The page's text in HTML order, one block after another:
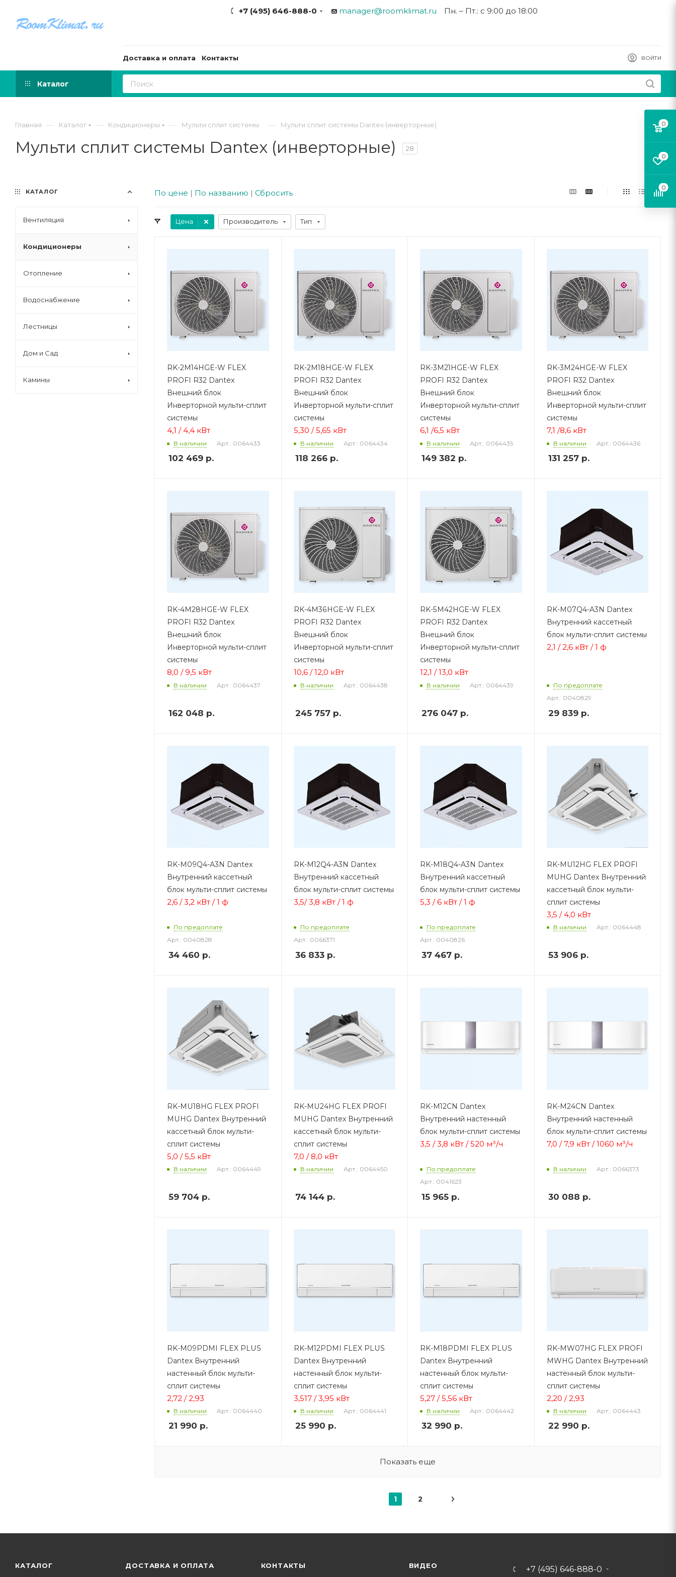
+7 (495) 646-888-0 manager@roomklimat.ru Пн. – Пт.: с 9:00 до 18:00
ВОЙТИ
Доставка и оплата Контакты
Каталог
Главная — Каталог — Кондиционеры — Мульти сплит системы — Мульти сплит системы Dantex (инверторные)
Мульти сплит системы Dantex (инверторные) 28
По цене | По названию | Сбросить
Цена Производитель Тип
RK-2M14HGE-W FLEX
PROFI R32 Dantex
Внешний блок
Инверторной мульти-сплит
системы
4,1 / 4,4 кВт
В наличии Арт.: 0064433
102 469 р.
RK-2M18HGE-W FLEX
PROFI R32 Dantex
Внешний блок
Инверторной мульти-сплит
системы
5,30 / 5,65 кВт
В наличии Арт.: 0064434
118 266р.
RK-3M21HGE-W FLEX
PROFI R32 Dantex
Внешний блок
Инверторной мульти-сплит
системы
6,1 /6,5 кВт
В наличии Арт.: 0064435
149 382 р.
RK-3M24HGE-W FLEX
PROFI R32 Dantex
Внешний блок
Инверторной мульти-сплит
системы
7,1 /8,6 кВт
В наличии Арт.: 0064436
131 257р.
RK-4M28HGE-W FLEX
PROFI R32 Dantex
Внешний блок
Инверторной мульти-сплит
системы
8,0 / 9,5 кВт
В наличии Арт.: 0064437
162 048 р.
RK-4M36HGE-W FLEX
PROFI R32 Dantex
Внешний блок
Инверторной мульти-сплит
системы
10,6 / 12,0 кВт
В наличии Арт.: 0064438
245 757р.
RK-5M42HGE-W FLEX
PROFI R32 Dantex
Внешний блок
Инверторной мульти-сплит
системы
12,1 / 13,0 кВт
В наличии Арт.: 0064439
276 047 р.
RK-M07Q4-A3N Dantex
Внутренний кассетный
блок мульти-сплит системы
2,1 / 2,6 кВт / 1 ф
По предоплате
Арт.: 0040829
29 839р.
RK-M09Q4-A3N Dantex
Внутренний кассетный
блок мульти-сплит системы
2,6 / 3,2 кВт / 1 ф
По предоплате
Арт.: 0040828
34 460 р.
RK-M12Q4-A3N Dantex
Внутренний кассетный
блок мульти-сплит системы
3,5/ 3,8 кВт / 1 ф
По предоплате
Арт.: 0066371
36 833р.
RK-M18Q4-A3N Dantex
Внутренний кассетный
блок мульти-сплит системы
5,3 / 6 кВт / 1 ф
По предоплате
Арт.: 0040826
37 467 р.
RK-MU12HG FLEX PROFI
MUHG Dantex Внутренний
кассетный блок мульти-
сплит системы
3,5 / 4,0 кВт
В наличии Арт.: 0064448
53 906р.
RK-MU18HG FLEX PROFI
MUHG Dantex Внутренний
кассетный блок мульти-
сплит системы
5,0 / 5,5 кВт
В наличии Арт.: 0064449
59 704 р.
RK-MU24HG FLEX PROFI
MUHG Dantex Внутренний
кассетный блок мульти-
сплит системы
7,0 / 8,0 кВт
В наличии Арт.: 0064450
74 144р.
RK-M12CN Dantex
Внутренний настенный
блок мульти-сплит системы
3,5 / 3,8 кВт / 520 м³/ч
По предоплате
Арт.: 0041623
15 965 р.
RK-M24CN Dantex
Внутренний настенный
блок мульти-сплит системы
7,0 / 7,9 кВт / 1060 м³/ч
В наличии Арт.: 0066373
30 088 р.
RK-M09PDMI FLEX PLUS
Dantex Внутренний
настенный блок мульти-
сплит системы
2,72 / 2,93
В наличии Арт.: 0064440
21 990 р.
RK-M12PDMI FLEX PLUS
Dantex Внутренний
настенный блок мульти-
сплит системы
3,517 / 3,95 кВт
В наличии Арт.: 0064441
25 990 р.
RK-M18PDMI FLEX PLUS
Dantex Внутренний
настенный блок мульти-
сплит системы
5,27 / 5,56 кВт
В наличии Арт.: 0064442
32 990 р.
RK-MW07HG FLEX PROFI
MWHG Dantex Внутренний
настенный блок мульти-
сплит системы
2,20 / 2,93
В наличии Арт.: 0064443
22 990 р.
Показать еще
1 2
КАТАЛОГ
Вентиляция
Кондиционеры
Отопление
Водоснабжение
Лестницы
Дом и Сад
Камины
КАТАЛОГ ДОСТАВКА И ОПЛАТА КОНТАКТЫ ВИДЕО +7 (495) 646-888-0
0
0
0